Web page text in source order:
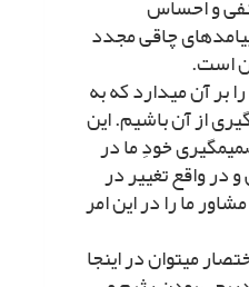
و احساس
چاقى مجدد
است.
بر آن مى‏دارد که به
از آن باشیم. این
خودِ ما در
در واقع تغییر در
ما را در این امر
مى‏توان در اینجا